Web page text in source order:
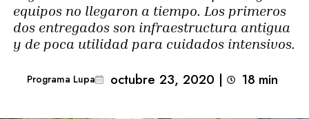
equipos no llegaron a tiempo. Los primeros
dos entregados son infraestructura antigua
y de poca utilidad para cuidados intensivos.
Programa Lupa octubre 23, 2020 | 18 min